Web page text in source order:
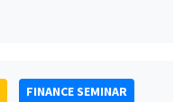
FINANCE SEMINAR